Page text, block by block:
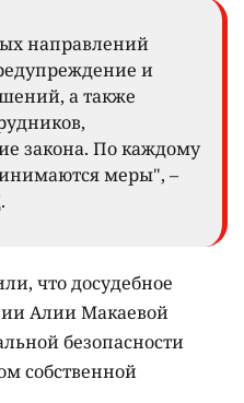
направлений
и
а также
закона. По каждому
меры", –
что досудебное
Алии Макаевой
безопасности
собственной